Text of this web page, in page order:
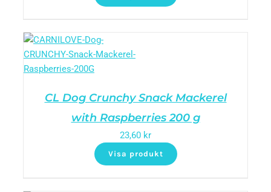
CL Dog Crunchy Snack Mackerel
with Raspberries 200 g
23,60 kr
Visa produkt